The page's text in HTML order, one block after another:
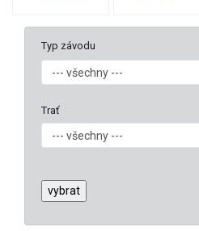
Typ závodu
Trať